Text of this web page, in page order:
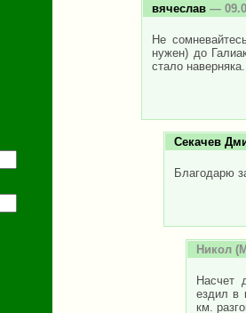
вячеслав —
Не
нужен) до
стало наверняка.
Секачев
Благодарю
Никол
Насчет
ездил в
км.